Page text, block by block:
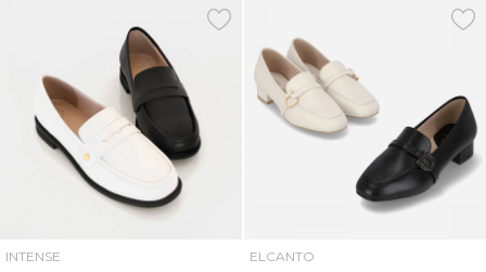
INTENSE
ELCANTO